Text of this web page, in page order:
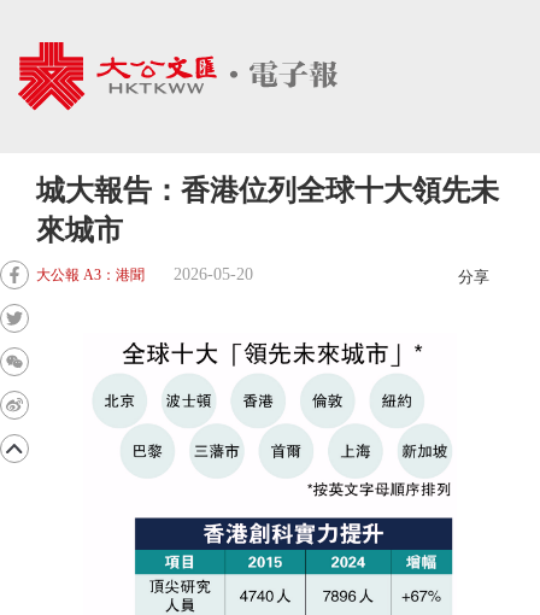
城大報告：香港位列全球十大領先未
來城市
大公報 A3：港聞 2026-05-20 分享